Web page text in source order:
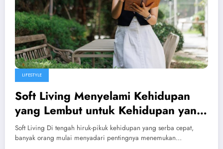
LIFESTYLE
Soft Living Menyelami Kehidupan
yang Lembut untuk Kehidupan yang
Lebih Damai
Soft Living Di tengah hiruk-pikuk kehidupan yang serba cepat,
banyak orang mulai menyadari pentingnya menemukan…